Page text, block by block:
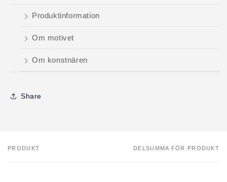
Produktinformation
Om motivet
Om konstnären
Share
Din
PRODUKT DELSUMMA FÖR PRODUKT